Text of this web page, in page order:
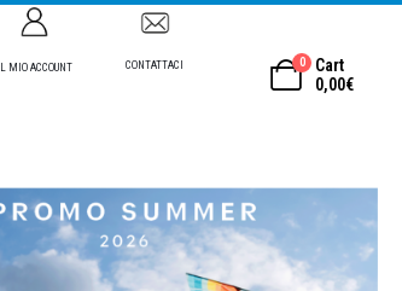
IL MIO ACCOUNT CONTATTACI 0
Cart
0,00€